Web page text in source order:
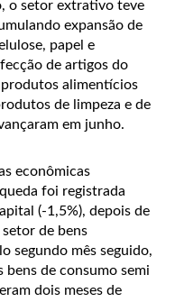
o setor extrativo teve
expansão de
papel e
de artigos do
produtos alimentícios
de limpeza e de
em junho.
econômicas
foi registrada
(-1,5%), depois de
de bens
segundo mês seguido,
bens de consumo semi
dois meses de